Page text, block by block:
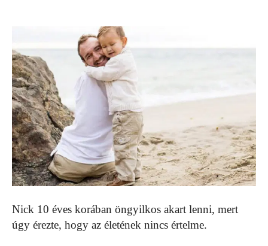
Nick 10 éves korában öngyilkos akart lenni, mert
úgy érezte, hogy az életének nincs értelme.